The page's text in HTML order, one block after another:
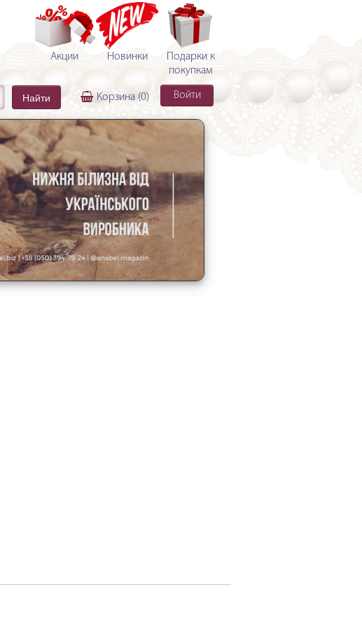
Акции Новинки
Подарки к
покупкам
Найти Войти
Корзина (0)